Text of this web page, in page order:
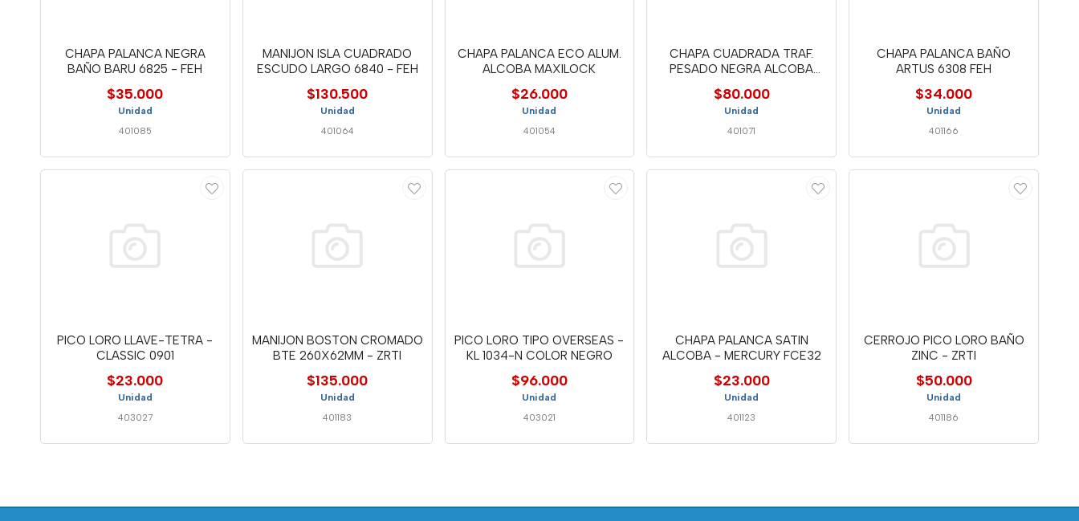
CHAPA PALANCA NEGRA
BAÑO BARU 6825 - FEH
$35.000
Unidad
401085
MANIJON ISLA CUADRADO
ESCUDO LARGO 6840 - FEH
$130.500
Unidad
401064
CHAPA PALANCA ECO ALUM.
ALCOBA MAXILOCK
$26.000
Unidad
401054
CHAPA CUADRADA TRAF.
PESADO NEGRA ALCOBA
6805 FEH
$80.000
Unidad
401071
CHAPA PALANCA BAÑO
ARTUS 6308 FEH
$34.000
Unidad
401166
PICO LORO LLAVE-TETRA -
CLASSIC 0901
$23.000
Unidad
403027
MANIJON BOSTON CROMADO
BTE 260X62MM - ZRTI
$135.000
Unidad
401183
PICO LORO TIPO OVERSEAS -
KL 1034-N COLOR NEGRO
$96.000
Unidad
403021
CHAPA PALANCA SATIN
ALCOBA - MERCURY FCE32
$23.000
Unidad
401123
CERROJO PICO LORO BAÑO
ZINC - ZRTI
$50.000
Unidad
401186